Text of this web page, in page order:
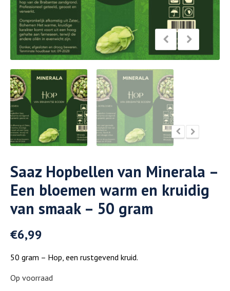
Saaz Hopbellen van Minerala –
Een bloemen warm en kruidig
van smaak – 50 gram
€6,99
50 gram – Hop, een rustgevend kruid.
Op voorraad